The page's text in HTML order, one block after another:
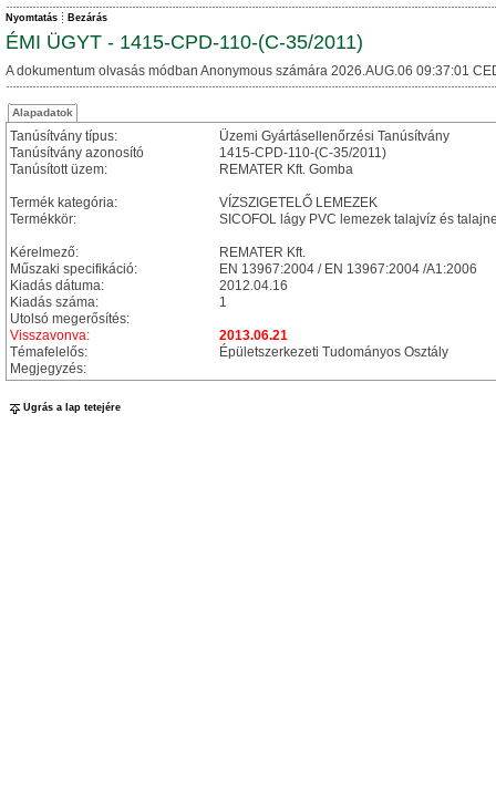
Nyomtatás Bezárás
ÉMI ÜGYT - 1415-CPD-110-(C-35/2011)
A dokumentum olvasás módban Anonymous számára 2026.AUG.06 09:37:01
Alapadatok
Tanúsítvány típus:
Üzemi Gyártásellenőrzési Tanúsítvány
Tanúsítvány azonosító
1415-CPD-110-(C-35/2011)
Tanúsított üzem:
REMATER Kft. Gomba
Termék kategória:
VÍZSZIGETELŐ LEMEZEK
Termékkör:
SICOFOL lágy PVC lemezek talajvíz és
Kérelmező:
REMATER Kft.
Műszaki specifikáció:
EN 13967:2004 / EN 13967:2004 /A1:2006
Kiadás dátuma:
2012.04.16
Kiadás száma:
1
Utolsó megerősítés:
Visszavonva:
2013.06.21
Témafelelős:
Épületszerkezeti Tudományos Osztály
Megjegyzés:
Ugrás a lap tetejére